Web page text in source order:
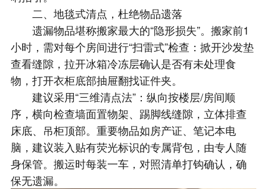
二、地毯式清点，杜绝物品遗落​
遗漏物品堪称搬家最大的“隐形损失”。搬家前1
小时，需对每个房间进行“扫雷式”检查：掀开沙发垫
查看缝隙，拉开冰箱冷冻层确认是否有未处理食
物，打开衣柜底部抽屉翻找证件夹。
建议采用“三维清点法”：纵向按楼层/房间顺
序，横向检查墙面置物架、踢脚线缝隙，立体排查
床底、吊柜顶部。重要物品如房产证、笔记本电
脑，建议装入贴有荧光标识的专属背包，由专人随
身保管。搬运时每装一车，对照清单打钩确认，确
保无遗漏。​